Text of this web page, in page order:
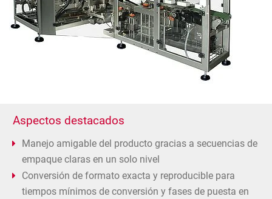
Aspectos destacados
Manejo amigable del producto gracias a secuencias de
empaque claras en un solo nivel
Conversión de formato exacta y reproducible para
tiempos mínimos de conversión y fases de puesta en